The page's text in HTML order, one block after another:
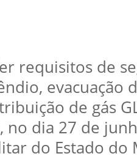
requisitos de
evacuação
de gás
dia 27 de
do Estado do